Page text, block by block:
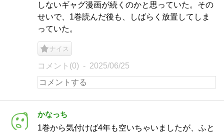
しないギャグ漫画が続くのかと思っていた。その
せいで、1巻読んだ後も、しばらく放置してしま
っていた。
ナイス
コメント(0) 2025/06/25
かなっち
1巻から気付けば4年も空いちゃいましたが、ふと